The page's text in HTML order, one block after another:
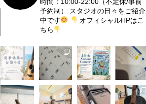
予約制）
スタジオの日々をご紹介
中です
オフィシャルHPはこ
ちら